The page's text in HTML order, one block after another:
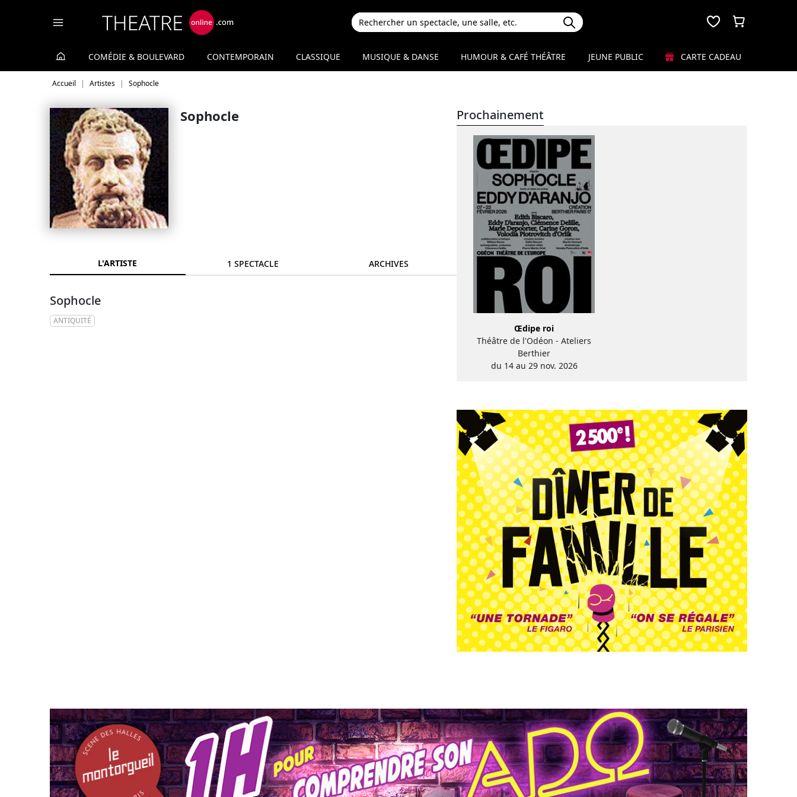
COMÉDIE & BOULEVARD CONTEMPORAIN CLASSIQUE MUSIQUE & DANSE HUMOUR & CAFÉ THÉÂTRE JEUNE PUBLIC CARTE CADEAU
Accueil Artistes Sophocle
Sophocle
L'ARTISTE 1 SPECTACLE ARCHIVES
Sophocle
ANTIQUITÉ
Prochainement
Œdipe roi
Théâtre de l'Odéon - Ateliers
Berthier
du 14 au 29 nov. 2026